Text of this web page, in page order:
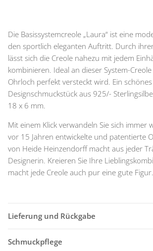
Die Basissystemcreole „Laura“ ist eine
den sportlich eleganten Auftritt. Durch
lässt sich die Creole nahezu mit jedem
kombinieren. Ideal an dieser System-
Ohrloch perfekt versteckt wird. Ein schönes
Designschmuckstück aus 925/-
18 x 6 mm.
Mit einem Klick verwandeln Sie sich immer
vor 15 Jahren entwickelte und patentierte
von Heide Heinzendorff macht aus jeder
Designerin. Kreieren Sie Ihre
macht jede Creole auch pur eine gute Figur.
Lieferung und Rückgabe
Schmuckpflege